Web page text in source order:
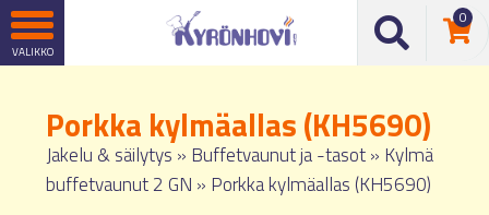
0
Porkka kylmäallas (KH5690)
Jakelu & säilytys » Buffetvaunut ja -tasot» Kylmä
buffetvaunut 2 GN » Porkka kylmäallas (KH5690)